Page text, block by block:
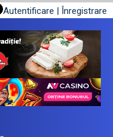
Autentificare | Înregistrare